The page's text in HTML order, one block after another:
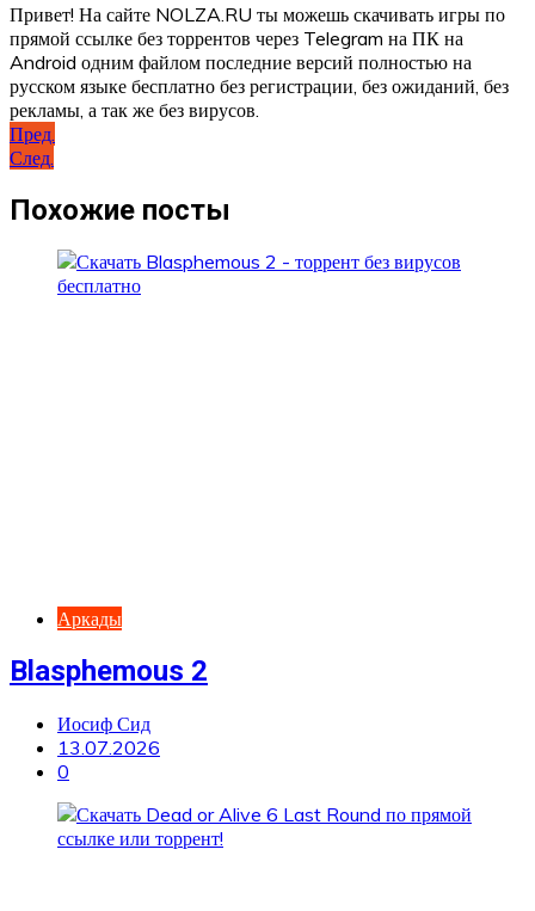
Привет! На сайте NOLZA.RU ты можешь скачивать игры по
прямой ссылке без торрентов через Telegram на ПК на
Android одним файлом последние версий полностью на
русском языке бесплатно без регистрации, без ожиданий, без
рекламы, а так же без вирусов.
Навигация
по
записям
Пред.
След.
Похожие посты
Аркады
Blasphemous 2
Иосиф Сид
13.07.2026
0